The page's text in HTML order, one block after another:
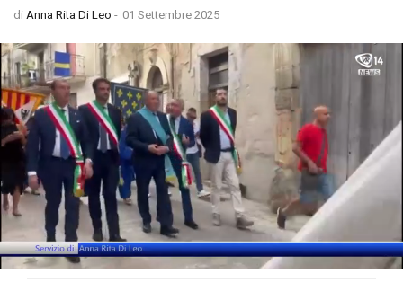
di Anna Rita Di Leo - 01 Settembre 2025
Unmute